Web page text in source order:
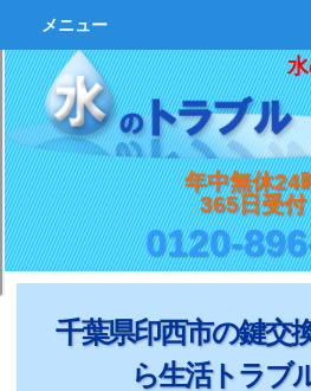
年中無休24
365日受付
0120-
メニュー
千葉県印西市の鍵交
ら生活トラブ